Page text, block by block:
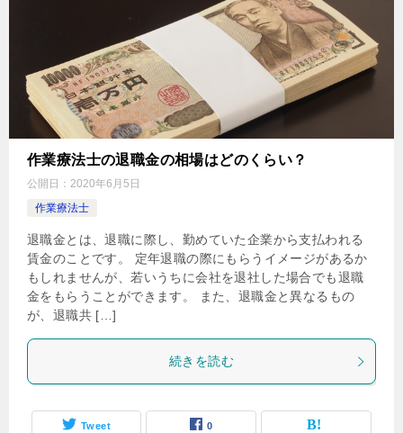
作業療法士の退職金の相場はどのくらい？
公開日： 2020年6月5日
作業療法士
退職金とは、退職に際し、勤めていた企業から支払われる
賃金のことです。 定年退職の際にもらうイメージがあるか
もしれませんが、若いうちに会社を退社した場合でも退職
金をもらうことができます。 また、退職金と異なるもの
が、退職共 […]
続きを読む
Tweet 0